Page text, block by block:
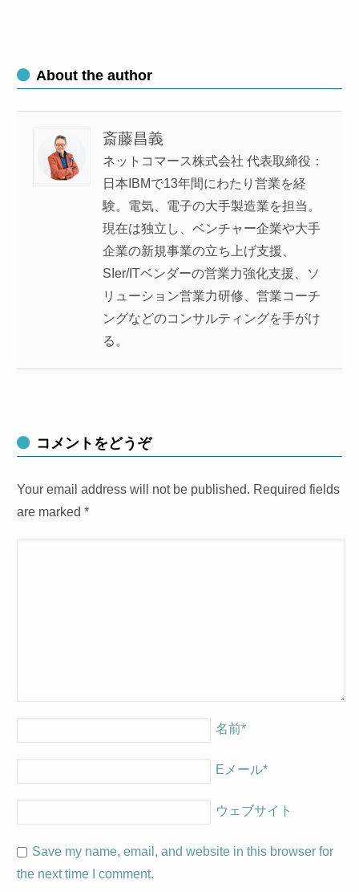
About the author
斎藤昌義
ネットコマース株式会社 代表取締役：
日本IBMで13年間にわたり営業を経
験。電気、電子の大手製造業を担当。
現在は独立し、ベンチャー企業や大手
企業の新規事業の立ち上げ支援、
SIer/ITベンダーの営業力強化支援、ソ
リューション営業力研修、営業コーチ
ングなどのコンサルティングを手がけ
る。
コメントをどうぞ
Your email address will not be published. Required fields
are marked*
名前*
Eメール*
ウェブサイト
Save my name, email, and website in this browser for
the next time I comment.